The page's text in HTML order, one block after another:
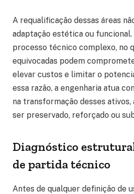
A requalificação dessas áreas
adaptação estética ou
processo técnico complexo, no
equivocadas podem
elevar custos e limitar o
essa razão, a engenharia atua
na transformação desses ativos,
ser preservado, reforçado ou
Diagnóstico
de partida técnico
Antes de qualquer definição de